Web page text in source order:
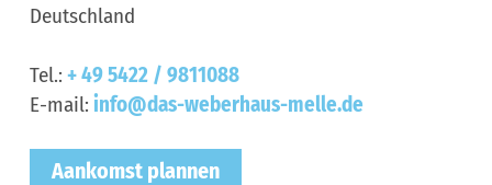
Deutschland
Tel.: + 49 5422 / 9811088
E-mail: info@das-weberhaus-melle.de
Aankomst plannen